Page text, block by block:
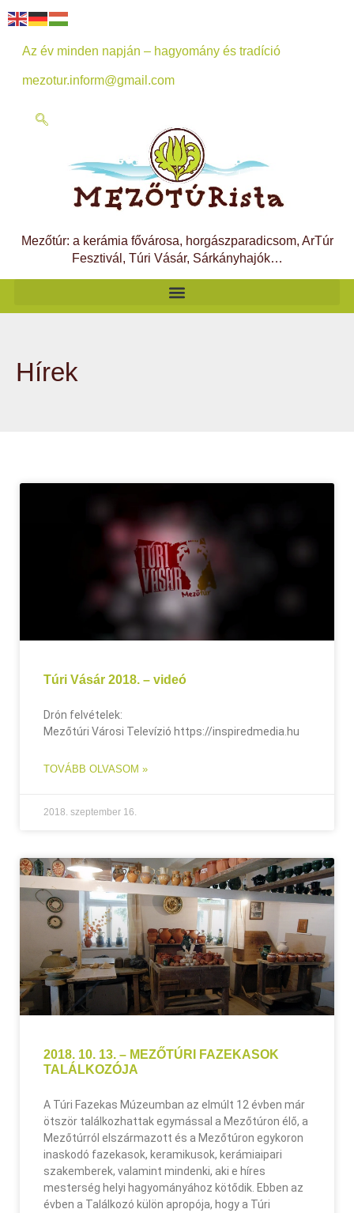
Az év minden napján – hagyomány és tradíció
mezotur.inform@gmail.com
Mezőtúr: a kerámia fővárosa, horgászparadicsom, ArTúr
Fesztivál, Túri Vásár, Sárkányhajók…
Hírek
Túri Vásár 2018. – videó
Drón felvételek:
Mezőtúri Városi Televízió https://inspiredmedia.hu
TOVÁBB OLVASOM »
2018. szeptember 16.
2018. 10. 13. – MEZŐTÚRI FAZEKASOK
TALÁLKOZÓJA
A Túri Fazekas Múzeumban az elmúlt 12 évben már
ötször találkozhattak egymással a Mezőtúron élő, a
Mezőtúrról elszármazott és a Mezőtúron egykoron
inaskodó fazekasok, keramikusok, kerámiaipari
szakemberek, valamint mindenki, aki e híres
mesterség helyi hagyományához kötődik. Ebben az
évben a Találkozó külön apropója, hogy a Túri